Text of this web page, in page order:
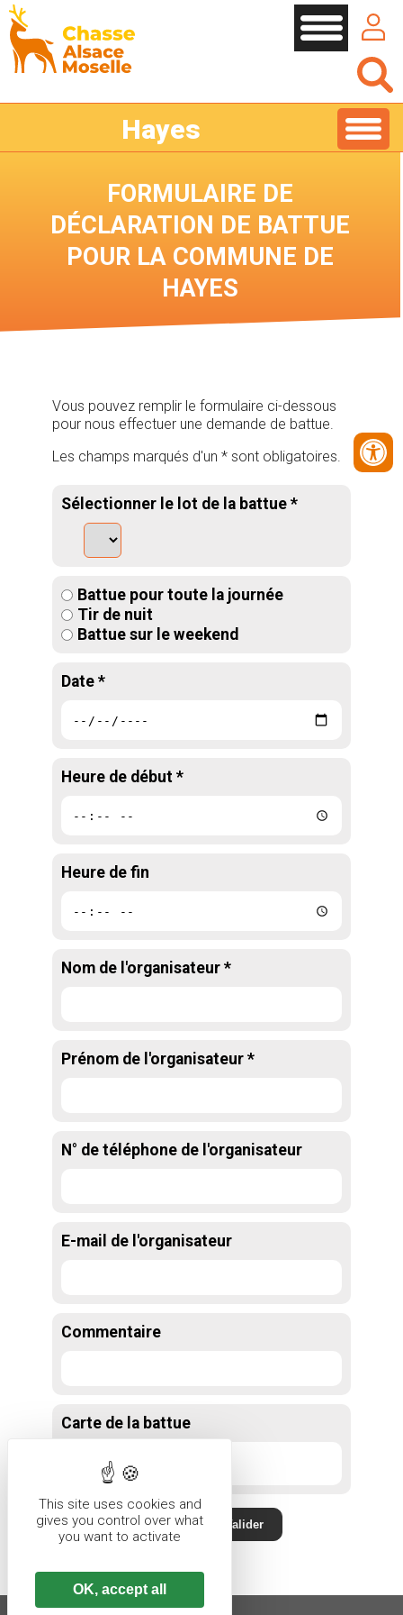
Hayes
FORMULAIRE DE
DÉCLARATION DE BATTUE
POUR LA COMMUNE DE
HAYES
Vous pouvez remplir le formulaire ci-dessous
pour nous effectuer une demande de battue.
Les champs marqués d'un * sont obligatoires.
Sélectionner le lot de la battue *
Battue pour toute la journée
Tir de nuit
Battue sur le weekend
Date *
Heure de début *
Heure de fin
Nom de l'organisateur *
Prénom de l'organisateur *
N° de téléphone de l'organisateur
E-mail de l'organisateur
Commentaire
Carte de la battue
Cookies management panel
This site uses cookies and
gives you control over what
you want to activate
OK, accept all